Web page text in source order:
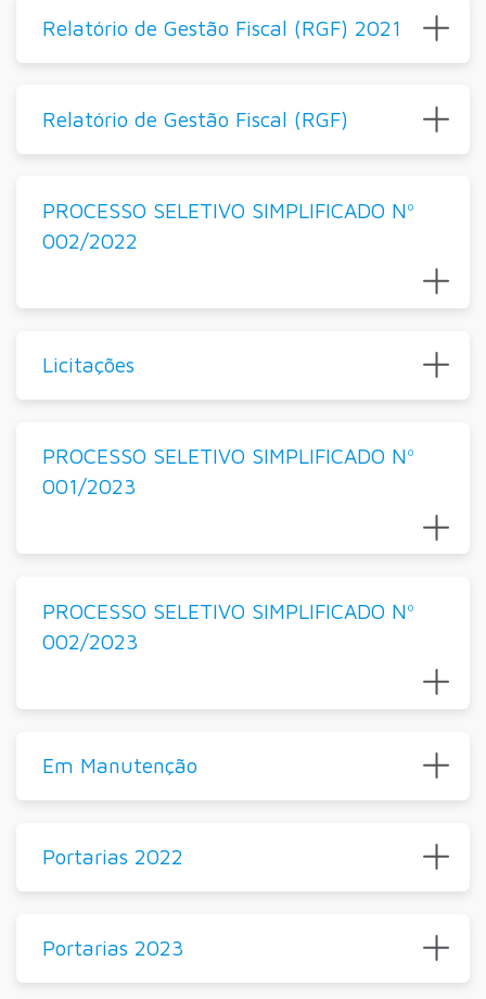
Relatório de Gestão Fiscal (RGF) 2021
Relatório de Gestão Fiscal (RGF)
PROCESSO SELETIVO SIMPLIFICADO Nº
002/2022
Licitações
PROCESSO SELETIVO SIMPLIFICADO Nº
001/2023
PROCESSO SELETIVO SIMPLIFICADO Nº
002/2023
Em Manutenção
Portarias 2022
Portarias 2023